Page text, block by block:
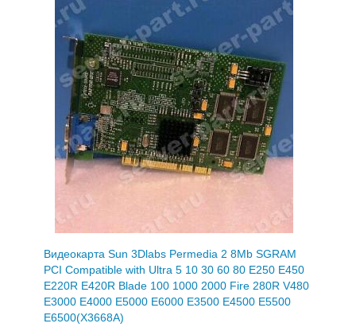
Видеокарта Sun 3Dlabs Permedia 2 8Mb SGRAM
PCI Compatible with Ultra 5 10 30 60 80 E250 E450
E220R E420R Blade 100 1000 2000 Fire 280R V480
E3000 E4000 E5000 E6000 E3500 E4500 E5500
E6500(X3668A)